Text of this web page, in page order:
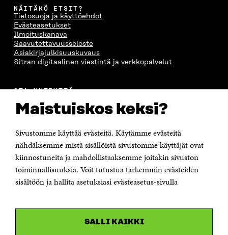
Maistuiskos keksi?
Sivustomme käyttää evästeitä. Käytämme evästeitä
nähdäksemme mistä sisällöistä sivustomme käyttäjät ovat
kiinnostuneita ja mahdollistaaksemme joitakin sivuston
toiminnallisuuksia. Voit tutustua tarkemmin evästeiden
sisältöön ja hallita asetuksiasi evästeasetus-sivulla
SALLI KAIKKI
NÄITÄKÖ ETSIT?
Tietosuoja ja käyttöehdot
Evästeasetukset
Ilmoituskanava
Saavutettavuusseloste
Asiakirjajulkisuuskuvaus
Sitran digitaalinen viestintä ja verkkopalvelut
OTA YHTEYTTÄ
Itämerenkatu 11-13, PL 160,
00181 Helsinki
Puhelin +358 294 618 991
Sähköpostiosoite
Saapumisohjeet
Y-tunnus 0202132-3